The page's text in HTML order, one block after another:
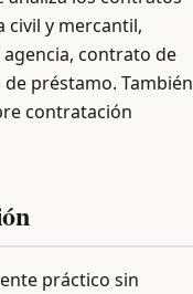
civil y mercantil,
contrato de
préstamo. También
contratación
práctico sin